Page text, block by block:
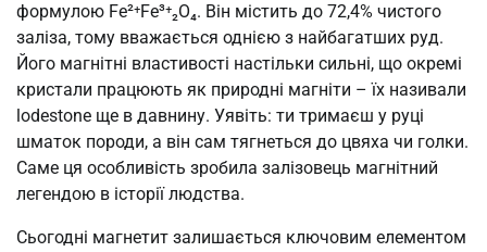
формулою Fe²⁺Fe³⁺₂O₄. Він містить до 72,4% чистого
заліза, тому вважається однією з найбагатших руд.
Його магнітні властивості настільки сильні, що окремі
кристали працюють як природні магніти – їх називали
lodestone ще в давнину. Уявіть: ти тримаєш у руці
шматок породи, а він сам тягнеться до цвяха чи голки.
Саме ця особливість зробила залізовець магнітний
легендою в історії людства.
Сьогодні магнетит залишається ключовим елементом